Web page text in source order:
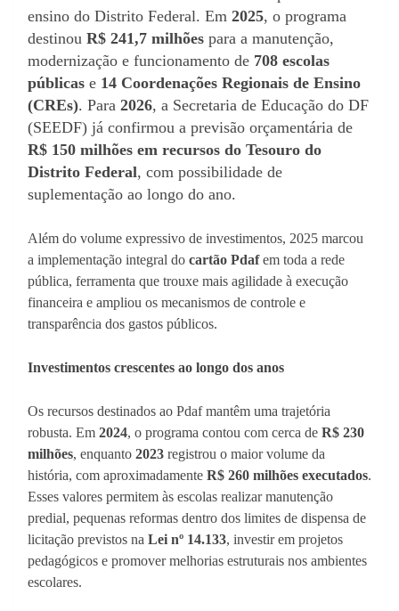
ensino do Distrito Federal. Em 2025, o programa
destinou R$ 241,7 milhões para a manutenção,
modernização e funcionamento de 708 escolas
públicas e 14 Coordenações Regionais de Ensino
(CREs). Para 2026, a Secretaria de Educação do DF
(SEEDF) já confirmou a previsão orçamentária de
R$ 150 milhões em recursos do Tesouro do
Distrito Federal, com possibilidade de
suplementação ao longo do ano.
Além do volume expressivo de investimentos, 2025 marcou
a implementação integral do cartão Pdafem toda a rede
pública, ferramenta que trouxe mais agilidade à execução
financeira e ampliou os mecanismos de controle e
transparência dos gastos públicos.
Investimentos crescentes ao longo dos anos
Os recursos destinados ao Pdaf mantêm uma trajetória
robusta. Em 2024, o programa contou com cerca de R$ 230
milhões, enquanto 2023 registrou o maior volume da
história, com aproximadamente R$ 260 milhões executados.
Esses valores permitem às escolas realizar manutenção
predial, pequenas reformas dentro dos limites de dispensa de
licitação previstos na Lei nº 14.133, investir em projetos
pedagógicos e promover melhorias estruturais nos ambientes
escolares.